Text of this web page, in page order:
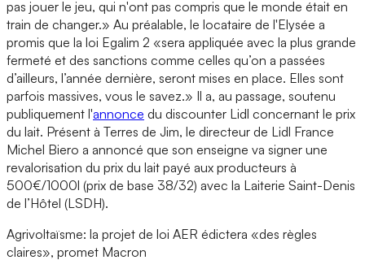
pas jouer le jeu, qui n'ont pas compris que le monde était en
train de changer.» Au préalable, le locataire de l'Elysée a
promis que la loi Egalim 2 «sera appliquée avec la plus grande
fermeté et des sanctions comme celles qu’on a passées
d’ailleurs, l’année dernière, seront mises en place. Elles sont
parfois massives, vous le savez.» Il a, au passage, soutenu
publiquement l'annonce du discounter Lidl concernant le prix
du lait. Présent à Terres de Jim, le directeur de Lidl France
Michel Biero a annoncé que son enseigne va signer une
revalorisation du prix du lait payé aux producteurs à
500€/1000l (prix de base 38/32) avec la Laiterie Saint-Denis
de l’Hôtel (LSDH).
Agrivoltaïsme: la projet de loi AER édictera «des règles
claires», promet Macron